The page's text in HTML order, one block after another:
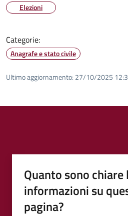
Elezioni
Categorie:
Anagrafe e stato civile
Ultimo aggiornamento: 27/10/2025
Quanto sono chiare
informazioni su
pagina?